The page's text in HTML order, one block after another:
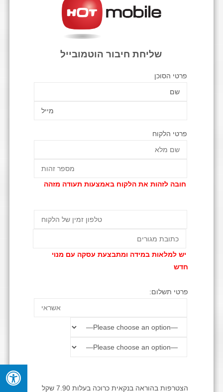
שליחת חיבור הוטמובייל
פרטי הסוכן
פרטי הלקוח
חובה לזהות את הלקוח באמצעות תעודה מזהה
יש למלאות במידה ומתבצעת עסקה עם מנוי
חדש
פרטי תשלום:
הצטרפות בהוראה בנקאית כרוכה בעלות 7.90 שקל